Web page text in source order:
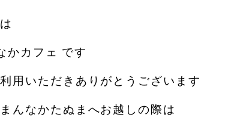
かカフェ です️
用いただきありがとうございます︎
んなかたぬまへお越しの際は